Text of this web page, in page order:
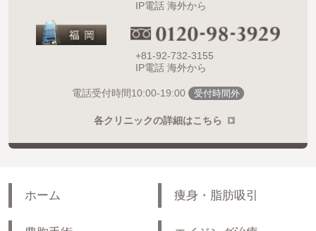
IP電話 海外から
+81-92-732-3155
IP電話 海外から
電話受付時間10:00-19:00 受付時間外
各クリニックの詳細はこちら
ホーム 痩身・脂肪吸引